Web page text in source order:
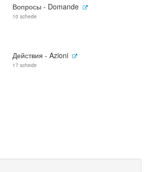
Вопросы - Domande
10 schede
Действия - Azioni
17 schede